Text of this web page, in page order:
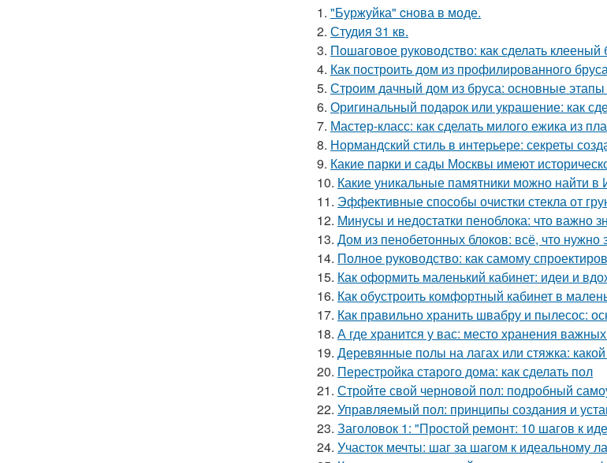
1. "Буржуйка" cнова в моде.
2. Студия 31 кв.
3. Пошаговое руководство: как сделать
4. Как построить дом из профилированного
5. Строим дачный дом из бруса: основные этапы
6. Оригинальный подарок или украшение: как
7. Мастер-класс: как сделать милого ежика из
8. Нормандский стиль в интерьере: секреты
9. Какие парки и сады Москвы имеют
10. Какие уникальные памятники можно найти в
11. Эффективные способы очистки стекла от
12. Минусы и недостатки пеноблока: что важно
13. Дом из пенобетонных блоков: всё, что нужно
14. Полное руководство: как самому
15. Как оформить маленький кабинет: идеи и
16. Как обустроить комфортный кабинет в
17. Как правильно хранить швабру и пылесос:
18. А где хранится у вас: место хранения
19. Деревянные полы на лагах или стяжка:
20. Перестройка старого дома: как сделать пол
21. Стройте свой черновой пол: подробный
22. Управляемый пол: принципы создания и
23. Заголовок 1: "Простой ремонт: 10 шагов к
24. Участок мечты: шаг за шагом к идеальному